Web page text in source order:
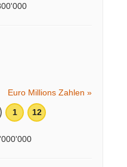
Euro Millions Zahlen »
1 12